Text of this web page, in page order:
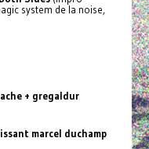
system de la noise,
+ gregaldur
marcel duchamp